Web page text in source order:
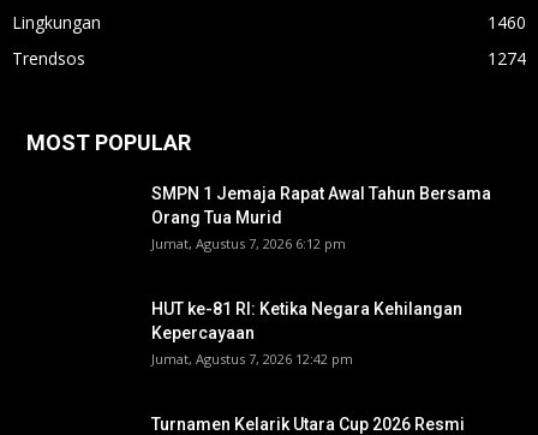
Lingkungan
1460
Trendsos
1274
MOST POPULAR
SMPN 1 Jemaja Rapat Awal Tahun Bersama
Orang Tua Murid ‎
Jumat, Agustus 7, 2026 6:12 pm
HUT ke-81 RI: Ketika Negara Kehilangan
Kepercayaan
Jumat, Agustus 7, 2026 12:42 pm
Turnamen Kelarik Utara Cup 2026 Resmi